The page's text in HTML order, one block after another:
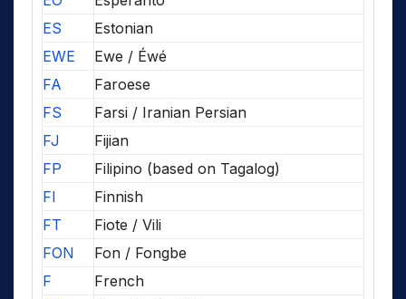
ES
Estonian
EWE
Ewe / Éwé
FA
Faroese
FS
Farsi / Iranian Persian
FJ
Fijian
FP
Filipino (based on Tagalog)
FI
Finnish
FT
Fiote / Vili
FON
Fon / Fongbe
F
French